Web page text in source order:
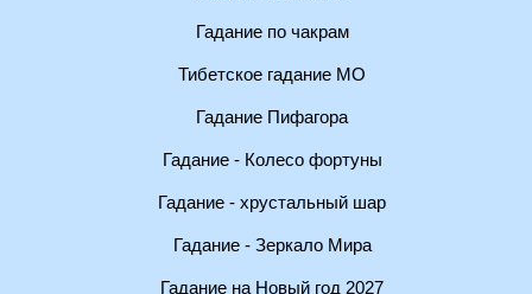
Гадание по чакрам
Тибетское гадание МО
Гадание Пифагора
Гадание - Колесо фортуны
Гадание - хрустальный шар
Гадание - Зеркало Мира
Гадание на Новый год 2027